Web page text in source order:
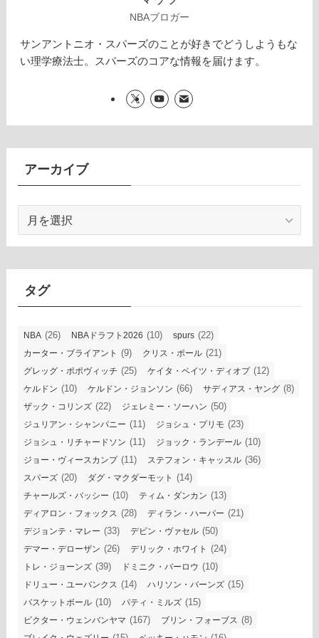
NBAブロガー
サンアントニオ・スパーズのことが好きでどうしようもな
い理学療法士。スパーズのコアな情報を届けます。
アーカイブ
カ
イ
タグ
NBA (26) NBAドラフト2026 (10) spurs (22)
カーター・ブライアント (9) クリス・ポール (21)
グレッグ・ポポヴィッチ (25) ケイタ・ベイツ・ディオプ(12)
ケルドン (10) ケルドン・ジョンソン (66) サディアス・ヤング (8)
ザック・コリンズ (22) ジェレミー・ソーハン (50)
ジュリアン・シャンパニー (11) ジョシュ・プリモ (23)
ジョシュ・リチャードソン (11) ジョック・ランデール (10)
ジョー・ヴィースカンプ(11) ステフォン・キャッスル (36)
スパーズ (20) ダグ・マクダーモット (14)
チャールズ・バッシー (10) ティム・ダンカン (13)
ディアロン・フォックス (28) ディラン・ハーパー (21)
デジョンテ・マレー (33) デビン・ヴァセル (50)
デマー・デローザン (26) デリック・ホワイト (24)
トレ・ジョーンズ (39) ドミニク・バーロウ (10)
ドリュー・ユーバンクス (14) ハリソン・バーンズ (15)
バスケットボール (10) パティ・ミルズ (15)
ビクター・ウェンバンヤマ (167) ブリン・フォーブス (8)